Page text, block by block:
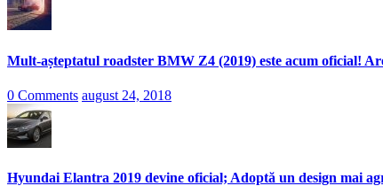
Mult-așteptatul roadster BMW Z4 (2019) este acum oficial!
0 Comments august 24, 2018
Hyundai Elantra 2019 devine oficial; Adoptă un design mai